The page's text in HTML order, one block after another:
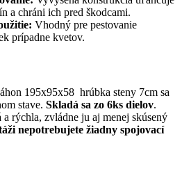
a chráni ich pred škodcami.
Vhodný pre pestovanie
prípadne kvetov.
195x95x58 hrúbka steny 7cm sa
stave. Skladá sa zo 6ks dielov.
rýchla, zvládne ju aj menej skúsený
nepotrebujete žiadny spojovací